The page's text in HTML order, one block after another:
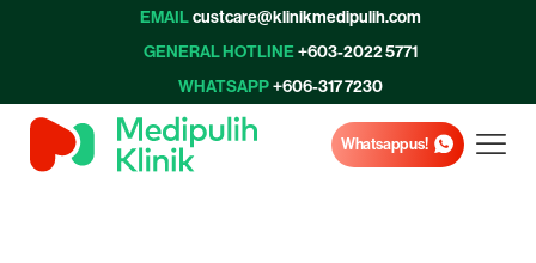
EMAILcustcare@klinikmedipulih.com
GENERAL HOTLINE+603-2022 5771
WHATSAPP+606-317 7230
Whatsapp us!